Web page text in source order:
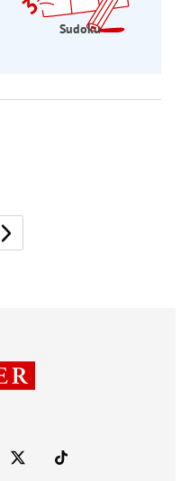
Sudoku